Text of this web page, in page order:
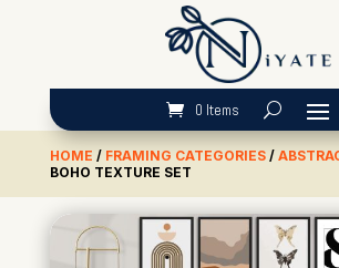
0 Items
HOME / FRAMING CATEGORIES/
BOHO TEXTURE SET